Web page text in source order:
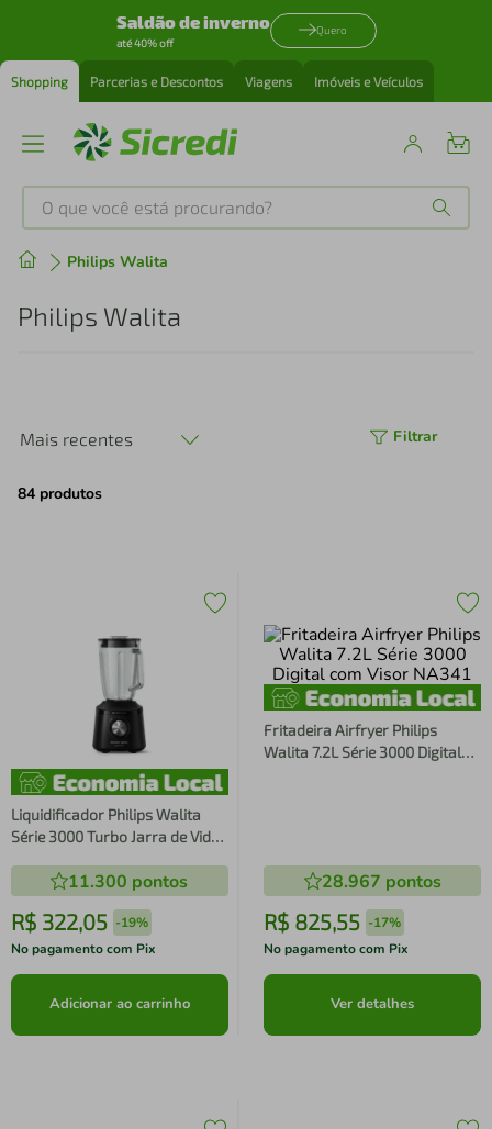
Saldão de inverno
até 40% off
Quero
Shopping Parcerias e Descontos Viagens Imóveis e Veículos
O que você está procurando?
Philips Walita
Philips Walita
Mais recentes Filtrar
84 produtos
Liquidificador Philips Walita
Série 3000 Turbo Jarra de Vidro
11.300 pontos
R$ 322,05 -19%
No pagamento com Pix
Adicionar ao carrinho
Fritadeira Airfryer Philips
Walita 7.2L Série 3000 Digital
28.967 pontos
R$ 825,55 -17%
No pagamento com Pix
Ver detalhes
Produtos mais buscados
1 º tenis
perfume
4º air fryer